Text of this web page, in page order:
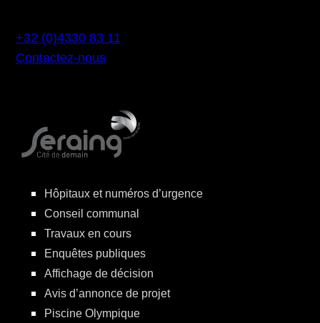
+32 (0)4330 83 11
Contactez-nous
Hôpitaux et numéros d’urgence
Conseil communal
Travaux en cours
Enquêtes publiques
Affichage de décision
Avis d’annonce de projet
Piscine Olympique